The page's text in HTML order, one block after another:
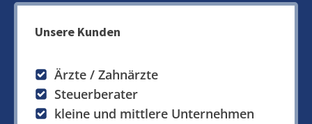
Unsere Kunden
Ärzte / Zahnärzte
Steuerberater
kleine und mittlere Unternehmen